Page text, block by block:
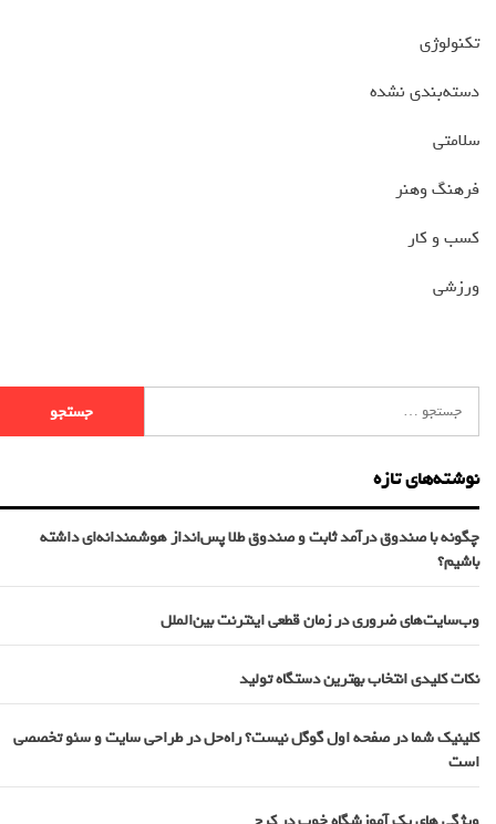
تکنولوژی
دسته‌بندی نشده
سلامتی
فرهنگ وهنر
کسب و کار
ورزشی
نوشته‌های تازه
چگونه با صندوق درآمد ثابت و صندوق طلا پس‌انداز هوشمندانه‌ای داشته
باشیم؟
وب‌سایت‌های ضروری در زمان قطعی اینترنت بین‌الملل
نکات کلیدی انتخاب بهترین دستگاه تولید
کلینیک شما در صفحه اول گوگل نیست؟ راه‌حل در طراحی سایت و سئو تخصصی
است